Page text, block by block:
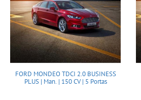
FORD MONDEO TDCI 2.0 BUSINESS
PLUS | Man. | 150 CV | 5 Portas